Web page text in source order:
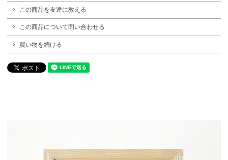
この商品を友達に教える
この商品について問い合わせる
買い物を続ける